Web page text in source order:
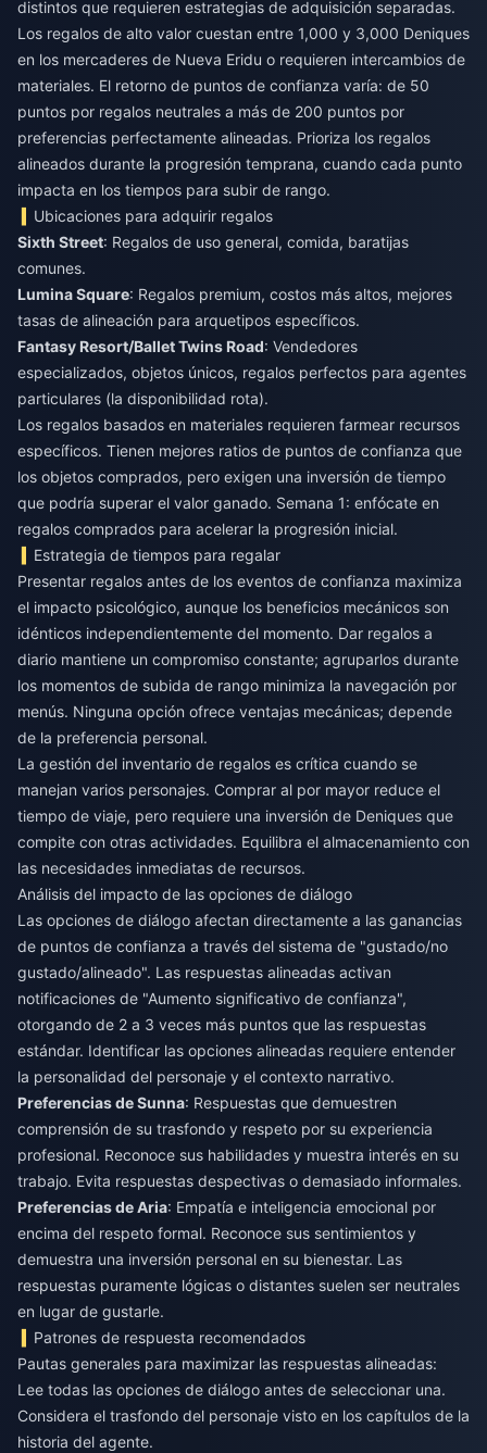
distintos que requieren estrategias de adquisición separadas.
Los regalos de alto valor cuestan entre 1,000 y 3,000 Deniques
en los mercaderes de Nueva Eridu o requieren intercambios de
materiales. El retorno de puntos de confianza varía: de 50
puntos por regalos neutrales a más de 200 puntos por
preferencias perfectamente alineadas. Prioriza los regalos
alineados durante la progresión temprana, cuando cada punto
impacta en los tiempos para subir de rango.
Ubicaciones para adquirir regalos
Sixth Street: Regalos de uso general, comida, baratijas
comunes.
Lumina Square: Regalos premium, costos más altos, mejores
tasas de alineación para arquetipos específicos.
Fantasy Resort/Ballet Twins Road: Vendedores
especializados, objetos únicos, regalos perfectos para agentes
particulares (la disponibilidad rota).
Los regalos basados en materiales requieren farmear recursos
específicos. Tienen mejores ratios de puntos de confianza que
los objetos comprados, pero exigen una inversión de tiempo
que podría superar el valor ganado. Semana 1: enfócate en
regalos comprados para acelerar la progresión inicial.
Estrategia de tiempos para regalar
Presentar regalos antes de los eventos de confianza maximiza
el impacto psicológico, aunque los beneficios mecánicos son
idénticos independientemente del momento. Dar regalos a
diario mantiene un compromiso constante; agruparlos durante
los momentos de subida de rango minimiza la navegación por
menús. Ninguna opción ofrece ventajas mecánicas; depende
de la preferencia personal.
La gestión del inventario de regalos es crítica cuando se
manejan varios personajes. Comprar al por mayor reduce el
tiempo de viaje, pero requiere una inversión de Deniques que
compite con otras actividades. Equilibra el almacenamiento con
las necesidades inmediatas de recursos.
Análisis del impacto de las opciones de diálogo
Las opciones de diálogo afectan directamente a las ganancias
de puntos de confianza a través del sistema de "gustado/no
gustado/alineado". Las respuestas alineadas activan
notificaciones de "Aumento significativo de confianza",
otorgando de 2 a 3 veces más puntos que las respuestas
estándar. Identificar las opciones alineadas requiere entender
la personalidad del personaje y el contexto narrativo.
Preferencias de Sunna: Respuestas que demuestren
comprensión de su trasfondo y respeto por su experiencia
profesional. Reconoce sus habilidades y muestra interés en su
trabajo. Evita respuestas despectivas o demasiado informales.
Preferencias de Aria: Empatía e inteligencia emocional por
encima del respeto formal. Reconoce sus sentimientos y
demuestra una inversión personal en su bienestar. Las
respuestas puramente lógicas o distantes suelen ser neutrales
en lugar de gustarle.
Patrones de respuesta recomendados
Pautas generales para maximizar las respuestas alineadas:
Lee todas las opciones de diálogo antes de seleccionar una.
Considera el trasfondo del personaje visto en los capítulos de la
historia del agente.